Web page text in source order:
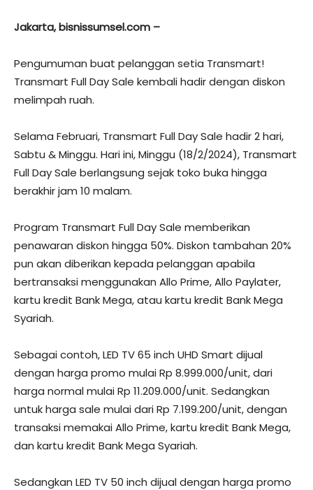
Jakarta, bisnissumsel.com –
Pengumuman buat pelanggan setia Transmart!
Transmart Full Day Sale kembali hadir dengan diskon
melimpah ruah.
Selama Februari, Transmart Full Day Sale hadir 2 hari,
Sabtu & Minggu. Hari ini, Minggu (18/2/2024), Transmart
Full Day Sale berlangsung sejak toko buka hingga
berakhir jam 10 malam.
Program Transmart Full Day Sale memberikan
penawaran diskon hingga 50%. Diskon tambahan 20%
pun akan diberikan kepada pelanggan apabila
bertransaksi menggunakan Allo Prime, Allo Paylater,
kartu kredit Bank Mega, atau kartu kredit Bank Mega
Syariah.
Sebagai contoh, LED TV 65 inch UHD Smart dijual
dengan harga promo mulai Rp 8.999.000/unit, dari
harga normal mulai Rp 11.209.000/unit. Sedangkan
untuk harga sale mulai dari Rp 7.199.200/unit, dengan
transaksi memakai Allo Prime, kartu kredit Bank Mega,
dan kartu kredit Bank Mega Syariah.
Sedangkan LED TV 50 inch dijual dengan harga promo